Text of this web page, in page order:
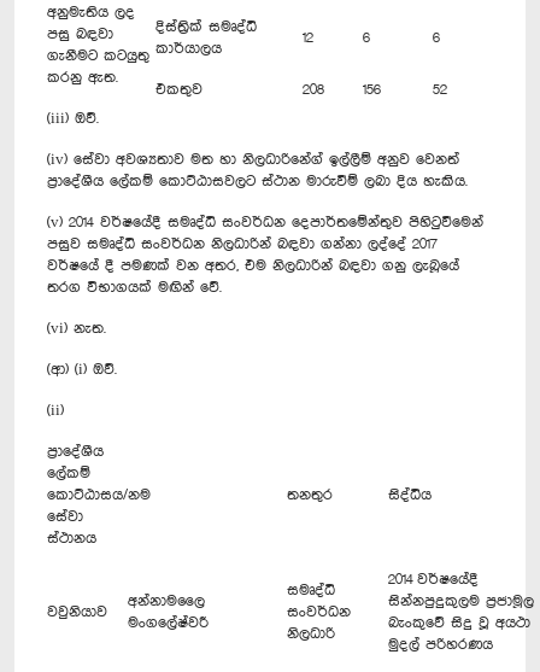
දිස්ත්‍රික් සමෘද්ධි
කාර්යාලය
12 6 6
එකතුව 208 156 52
අනුමැතිය ලද
පසු බඳවා
ගැනීමට කටයුතු
කරනු ඇත.
(iii) ඔව්.
(iv) ‍සේවා අවශ්‍යතාව මත හා නිලධාරින්‍ගේ ඉල්ලීම් අනුව වෙනත්
ප්‍රාදේශීය ලේකම් කොට්ඨාසවලට ස්ථාන මාරුවීම් ලබා දිය හැකිය.
(v) 2014 වර්ෂ‍යේදී සමෘද්ධි සංවර්ධන දෙපාර්තමේන්තුව පිහිටුවීමෙන්
පසුව සමෘද්ධි සංවර්ධන නිලධාරින් බඳවා ගන්නා ලද්දේ 2017
වර්ෂයේ දී පමණක් වන අතර, එම නිලධාරින් බඳවා ගනු ලැබූයේ
තරග විභාගයක් මඟින් වේ.
(vi) නැත.
(ආ) (i) ඔව්.
(ii)
ප්‍රාදේශීය
ලේකම්
කොට්ඨාසය/
සේවා
ස්ථානය
නම තනතුර සිද්ධිය
වවුනියාව
අන්නාමලෛ
මංගලේෂ්වරී
සමෘද්ධි
සංවර්ධන
නිලධාරි
2014 වර්ෂයේදී
සින්නපුදුකුලම ප්‍රජාමූල
බැංකුවේ සිදු වූ අයථා
මුදල් පරිහරණය